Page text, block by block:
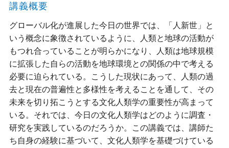
講義概要
グローバル化が進展した今日の世界では、「人新世」と
いう概念に象徴されているように、人類と地球の活動が
もつれ合っていることが明らかになり、人類は地球規模
に拡張した自らの活動を地球環境との関係の中で考える
必要に迫られている。こうした現状にあって、人類の過
去と現在の普遍性と多様性を考えることを通して、その
未来を切り拓こうとする文化人類学の重要性が高まって
いる。それでは、今日の文化人類学はどのように調査・
研究を実践しているのだろうか。この講義では、講師た
ち自身の経験に基づいて、文化人類学を基礎づけている